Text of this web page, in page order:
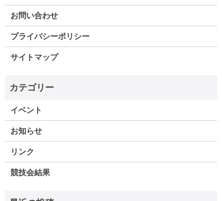
お問い合わせ
プライバシーポリシー
サイトマップ
イベント
お知らせ
リンク
競技会結果